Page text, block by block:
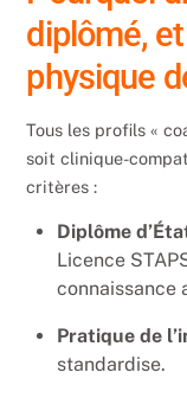
diplômé,
physique
Tous les profils «
soit clinique-
critères :
Diplôme
Licence
connaissance
Pratique de
standardise.